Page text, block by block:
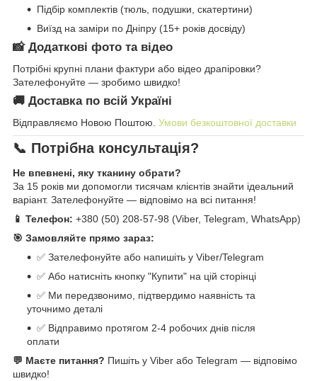
Підбір комплектів (тюль, подушки, скатертини)
Виїзд на заміри по Дніпру (15+ років досвіду)
📸 Додаткові фото та відео
Потрібні крупні плани фактури або відео драпіровки?
Зателефонуйте — зробимо швидко!
🚚 Доставка по всій Україні
Відправляємо Новою Поштою. Умови безкоштовної доставки
📞 Потрібна консультація?
Не впевнені, яку тканину обрати?
За 15 років ми допомогли тисячам клієнтів знайти ідеальний
варіант. Зателефонуйте — відповімо на всі питання!
📱 Телефон: +380 (50) 208-57-98 (Viber, Telegram, WhatsApp)
🎯 Замовляйте прямо зараз:
✅ Зателефонуйте або напишіть у Viber/Telegram
✅ Або натисніть кнопку "Купити" на цій сторінці
✅ Ми передзвонимо, підтвердимо наявність та
уточнимо деталі
✅ Відправимо протягом 2-4 робочих днів після
оплати
💬 Маєте питання? Пишіть у Viber або Telegram — відповімо
швидко!